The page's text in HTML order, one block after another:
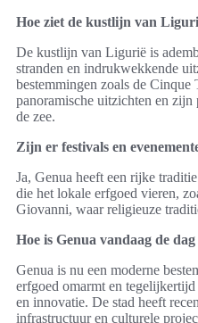
Hoe ziet de kustlijn van
De kustlijn van Ligurië is
stranden en indrukwekkende
bestemmingen zoals de Cinque
panoramische uitzichten en
de zee.
Zijn er festivals en
Ja, Genua heeft een rijke
die het lokale erfgoed vieren,
Giovanni, waar religieuze
Hoe is Genua vandaag de
Genua is nu een moderne
erfgoed omarmt en
en innovatie. De stad heeft
infrastructuur en culturele